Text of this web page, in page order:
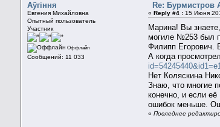
Aўгiння
Евгения Михайловна
Опытный пользователь
Участник
Оффлайн
Сообщений: 11 033
Re: Бурмистров
«Reply #4 : 15 Июня
Марина! Вы
могиле №253 был
Филипп Егорович.
А когда
Нет Коляскина
Знаю, что многие
конечно, и если
ошибок меньше.
«Последнее